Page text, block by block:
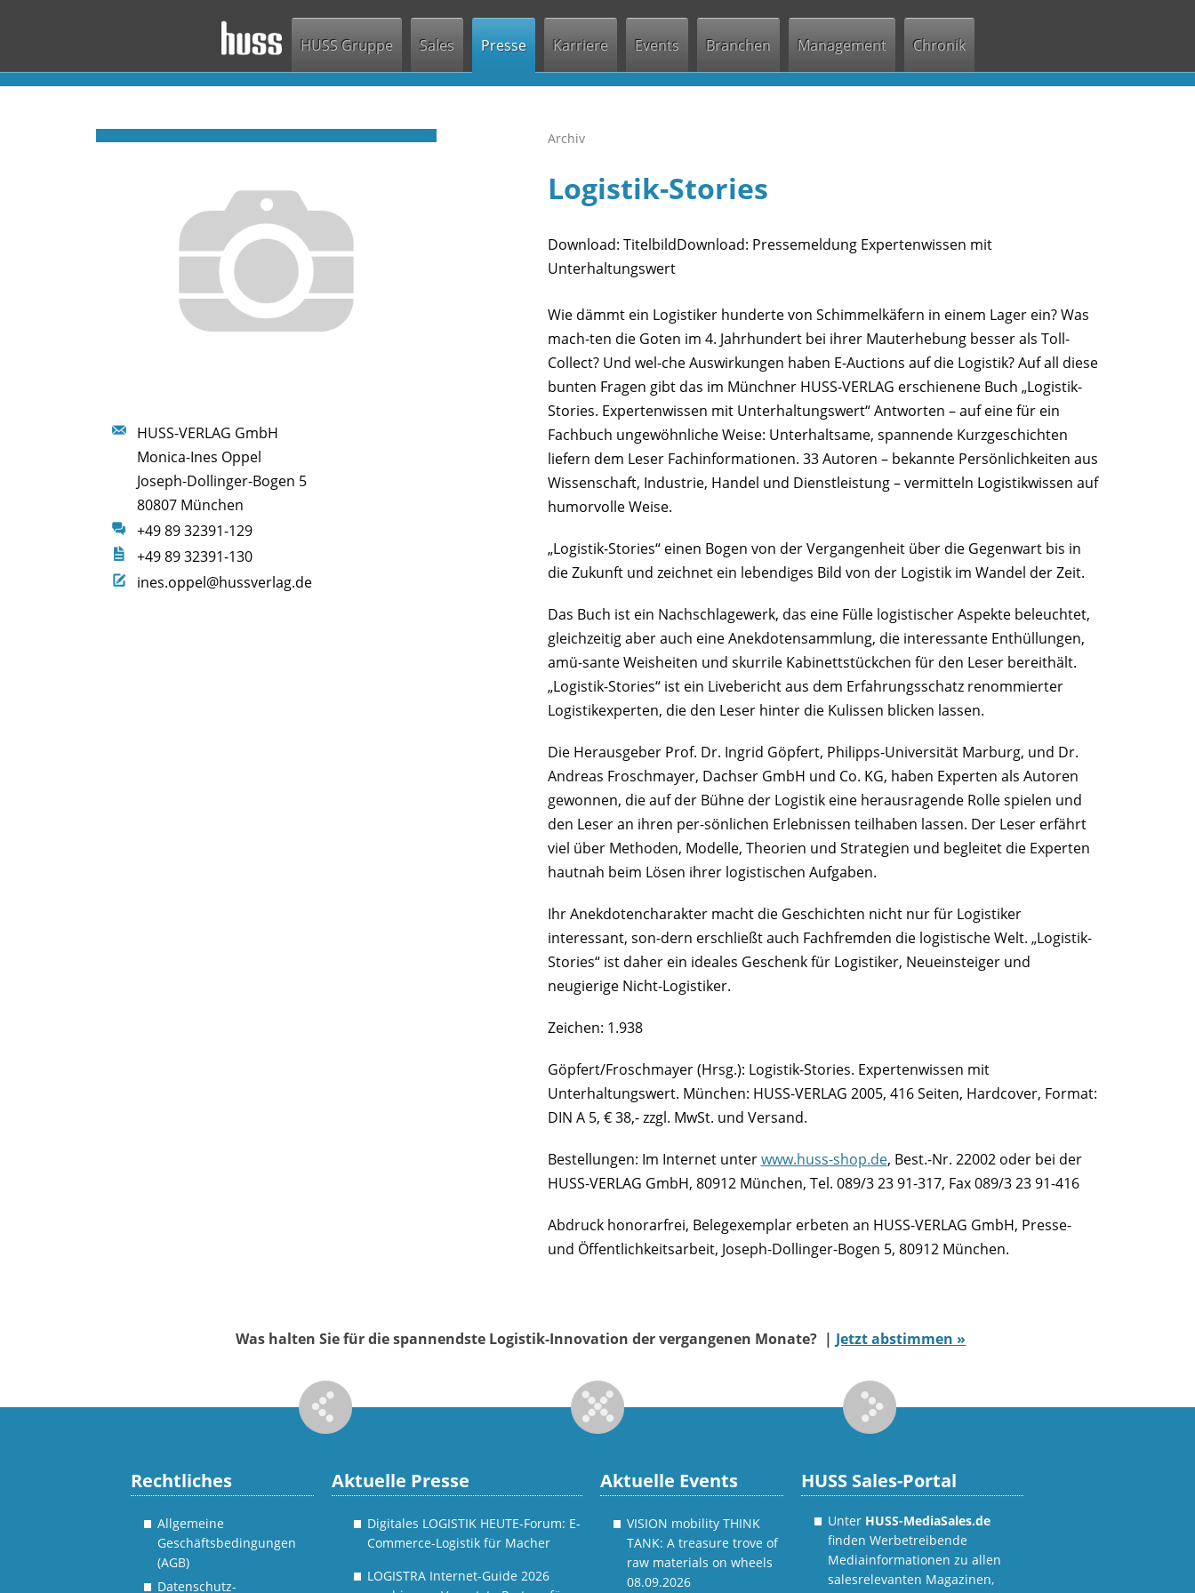
HUSS Gruppe
Sales Presse Karriere Events Branchen Management Chronik
HUSS-VERLAG GmbH
Monica-Ines Oppel
Joseph-Dollinger-Bogen 5
80807 München
+49 89 32391-129
+49 89 32391-130
ines.oppel@hussverlag.de
Archiv
Logistik-Stories
Download: TitelbildDownload: Pressemeldung Expertenwissen mit
Unterhaltungswert
Wie dämmt ein Logistiker hunderte von Schimmelkäfern in einem Lager ein? Was
mach-ten die Goten im 4. Jahrhundert bei ihrer Mauterhebung besser als Toll-
Collect? Und wel-che Auswirkungen haben E-Auctions auf die Logistik? Auf all diese
bunten Fragen gibt das im Münchner HUSS-VERLAG erschienene Buch „Logistik-
Stories. Expertenwissen mit Unterhaltungswert“ Antworten – auf eine für ein
Fachbuch ungewöhnliche Weise: Unterhaltsame, spannende Kurzgeschichten
liefern dem Leser Fachinformationen. 33 Autoren – bekannte Persönlichkeiten aus
Wissenschaft, Industrie, Handel und Dienstleistung – vermitteln Logistikwissen auf
humorvolle Weise.
„Logistik-Stories“ einen Bogen von der Vergangenheit über die Gegenwart bis in
die Zukunft und zeichnet ein lebendiges Bild von der Logistik im Wandel der Zeit.
Das Buch ist ein Nachschlagewerk, das eine Fülle logistischer Aspekte beleuchtet,
gleichzeitig aber auch eine Anekdotensammlung, die interessante Enthüllungen,
amü-sante Weisheiten und skurrile Kabinettstückchen für den Leser bereithält.
„Logistik-Stories“ ist ein Livebericht aus dem Erfahrungsschatz renommierter
Logistikexperten, die den Leser hinter die Kulissen blicken lassen.
Die Herausgeber Prof. Dr. Ingrid Göpfert, Philipps-Universität Marburg, und Dr.
Andreas Froschmayer, Dachser GmbH und Co. KG, haben Experten als Autoren
gewonnen, die auf der Bühne der Logistik eine herausragende Rolle spielen und
den Leser an ihren per-sönlichen Erlebnissen teilhaben lassen. Der Leser erfährt
viel über Methoden, Modelle, Theorien und Strategien und begleitet die Experten
hautnah beim Lösen ihrer logistischen Aufgaben.
Ihr Anekdotencharakter macht die Geschichten nicht nur für Logistiker
interessant, son-dern erschließt auch Fachfremden die logistische Welt. „Logistik-
Stories“ ist daher ein ideales Geschenk für Logistiker, Neueinsteiger und
neugierige Nicht-Logistiker.
Zeichen: 1.938
Göpfert/Froschmayer (Hrsg.): Logistik-Stories. Expertenwissen mit
Unterhaltungswert. München: HUSS-VERLAG 2005, 416 Seiten, Hardcover, Format:
DIN A 5, € 38,- zzgl. MwSt. und Versand.
Bestellungen: Im Internet unterwww.huss-shop.de, Best.-Nr. 22002 oder bei der
HUSS-VERLAG GmbH, 80912 München, Tel. 089/3 23 91-317, Fax 089/3 23 91-416
Abdruck honorarfrei, Belegexemplar erbeten an HUSS-VERLAG GmbH, Presse-
und Öffentlichkeitsarbeit, Joseph-Dollinger-Bogen 5, 80912 München.
Rechtliches
Allgemeine
Geschäftsbedingungen
(AGB)
Datenschutz-
Aktuelle Presse
Digitales LOGISTIK HEUTE-Forum: E-
Commerce-Logistik für Macher
LOGISTRA Internet-Guide 2026
Aktuelle Events
VISION mobility THINK
TANK: A treasure trove of
raw materials on wheels
08.09.2026
HUSS Sales-Portal
Unter HUSS-MediaSales.de
finden Werbetreibende
Mediainformationen zu allen
salesrelevanten Magazinen,
Was halten Sie für die spannendste Logistik-Innovation der vergangenen Monate? | Jetzt abstimmen »